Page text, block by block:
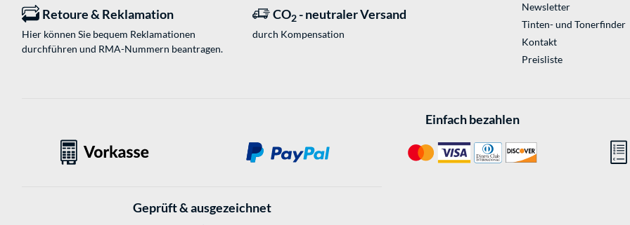
Retoure & Reklamation
Hier können Sie bequem Reklamationen
durchführen und RMA-Nummern beantragen.
CO2 - neutraler Versand
durch Kompensation
Newsletter
Tinten- und Tonerfinder
Kontakt
Preisliste
Einfach bezahlen
Geprüft & ausgezeichnet